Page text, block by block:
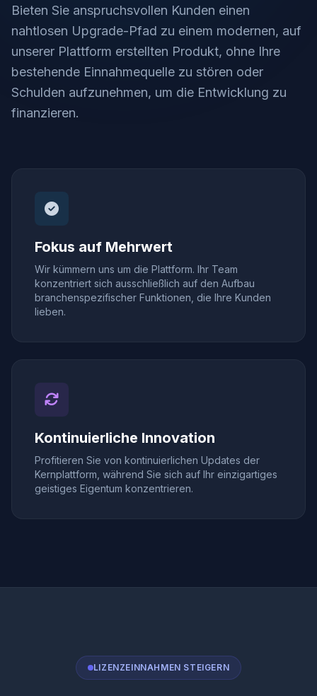
Bieten Sie anspruchsvollen Kunden einen
nahtlosen Upgrade-Pfad zu einem modernen, auf
unserer Plattform erstellten Produkt, ohne Ihre
bestehende Einnahmequelle zu stören oder
Schulden aufzunehmen, um die Entwicklung zu
finanzieren.
Fokus auf Mehrwert
Wir kümmern uns um die Plattform. Ihr Team
konzentriert sich ausschließlich auf den Aufbau
branchenspezifischer Funktionen, die Ihre Kunden
lieben.
Kontinuierliche Innovation
Profitieren Sie von kontinuierlichen Updates der
Kernplattform, während Sie sich auf Ihr einzigartiges
geistiges Eigentum konzentrieren.
LIZENZEINNAHMEN STEIGERN